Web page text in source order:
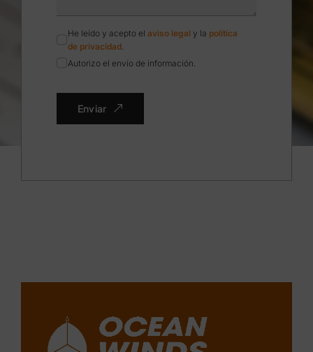
He leído y acepto elaviso legal y la política
de privacidad
Autorizo el envío de información.
Enviar